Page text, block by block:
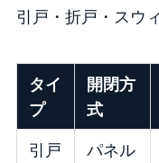
引戸・折戸・スウ
タイ
プ
開閉方
式
引戸
パネル